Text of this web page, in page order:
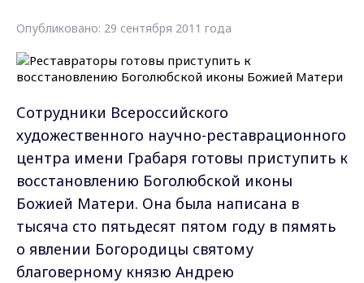
Опубликовано: 29 сентября 2011 года
Сотрудники Всероссийского
художественного научно-реставрационного
центра имени Грабаря готовы приступить к
восстановлению Боголюбской иконы
Божией Матери. Она была написана в
тысяча сто пятьдесят пятом году в пямять
о явлении Богородицы святому
благоверному князю Андрею